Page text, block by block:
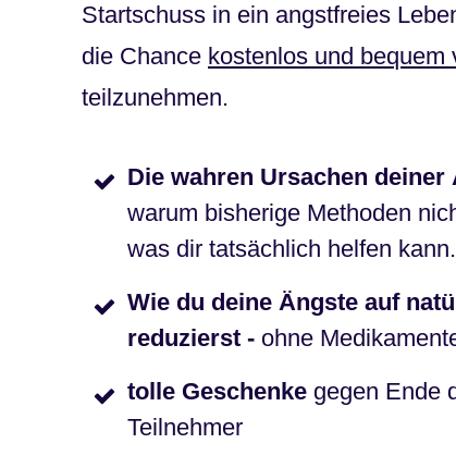
Startschuss in ein angstfreies
die Chance kostenlos und bequem
teilzunehmen.
Die wahren Ursachen deiner
warum bisherige Methoden
was dir tatsächlich helfen kann.
Wie du deine Ängste auf
reduzierst - ohne
tolle Geschenke gegen Ende
Teilnehmer